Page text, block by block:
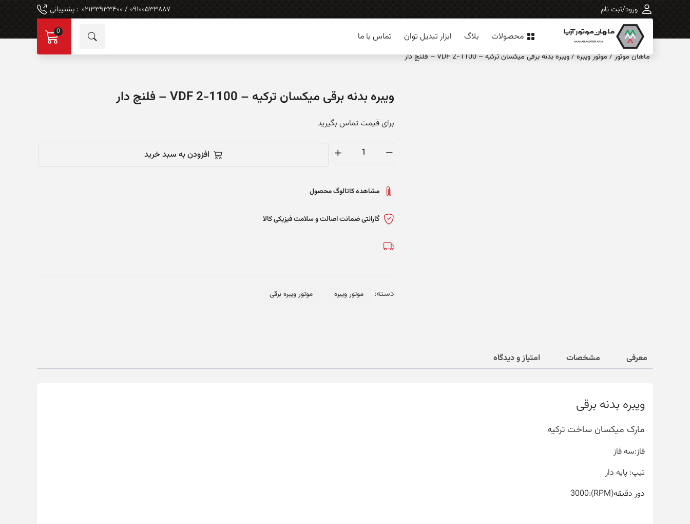
ورود/ثبت نام ۰۹۱۰۰۵۳۳۸۸۷ / ۰۲۱۳۳۹۳۳۴۰۰ : پشتیبانی
محصولات بلاگ ابزار تبدیل توان تماس با ما 0
ماهان‌ موتور/موتور ویبره/ویبره بدنه برقی میکسان ترکیه – VDF 2-1100 – فلنچ دار
ویبره بدنه برقی میکسان ترکیه – VDF 2-1100 – فلنچ دار
برای قیمت تماس بگیرید
برقی
میکسان
-
2-
دار
افزودن به سبد خرید
مشاهده کاتالوگ محصول
گارانتی ضمانت اصالت و سلامت فیزیکی کالا
دسته: موتور ویبره موتور ویبره برقی
معرفی مشخصات امتیاز و دیدگاه
ویبره بدنه برقی
مارک میکسان ساخت ترکیه
فاز:سه فاز
تیپ: پایه دار
دور دقیقه(RPM):3000